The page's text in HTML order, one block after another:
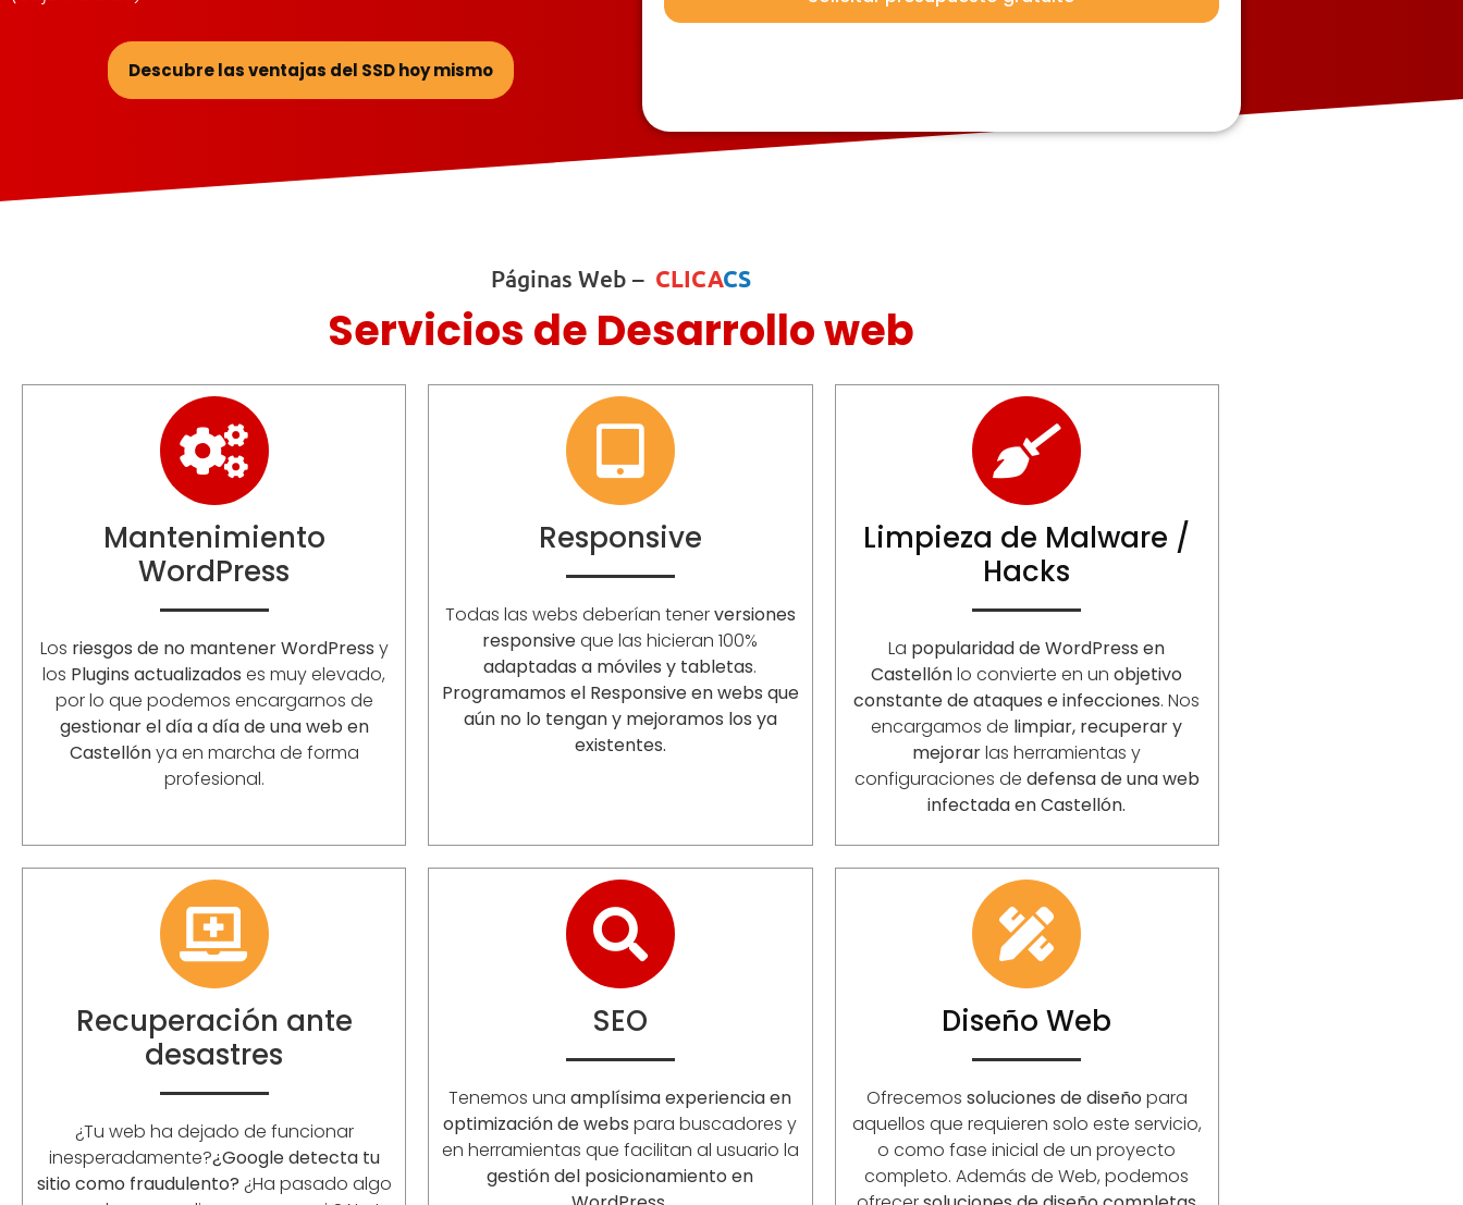
Descubre las ventajas del SSD hoy mismo
Páginas Web – CLICACS
Servicios de Desarrollo web
Mantenimiento
WordPress
Los riesgos de no mantener WordPress y
los Plugins actualizados es muy elevado,
por lo que podemos encargarnos de
gestionar el día a día de una web en
Castellónya en marcha de forma
profesional.
Responsive
Todas las webs deberían tenerversiones
responsiveque las hicieran 100%
adaptadas a móviles y tabletas.
Programamos el Responsive en webs que
aún no lo tengan y mejoramos los ya
existentes.
Limpieza de Malware /
Hacks
La popularidad de WordPress en
Castellónlo convierte en unobjetivo
constante de ataques e infecciones. Nos
encargamos de limpiar, recuperar y
mejorarlas herramientas y
configuraciones de defensa de una web
infectada en Castellón.
Recuperación ante
desastres
¿Tu web ha dejado de funcionar
inesperadamente?¿Google detecta tu
sitio como fraudulento? ¿Ha pasado algo
SEO
Tenemos unaamplísima experiencia en
optimización de webs para buscadores y
en herramientas que facilitan al usuario la
gestión del posicionamiento en
Diseño Web
Ofrecemos soluciones de diseño para
aquellos que requieren solo este servicio,
o como fase inicial de un proyecto
completo. Además de Web, podemos